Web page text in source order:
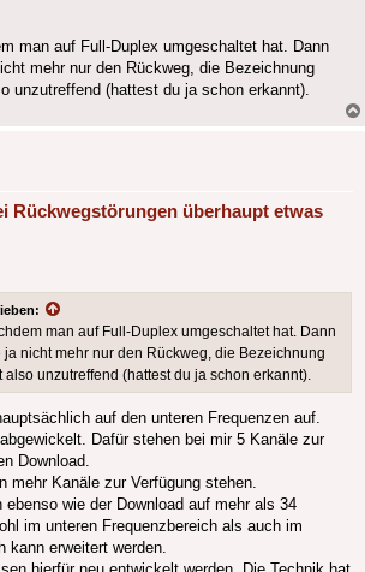
man auf Full-Duplex umgeschaltet hat. Dann
mehr nur den Rückweg, die Bezeichnung
unzutreffend (hattest du ja schon erkannt).
Rückwegstörungen überhaupt etwas
man auf Full-Duplex umgeschaltet hat. Dann
nicht mehr nur den Rückweg, die Bezeichnung
also unzutreffend (hattest du ja schon erkannt).
auf den unteren Frequenzen auf.
Dafür stehen bei mir 5 Kanäle zur
Download.
mehr Kanäle zur Verfügung stehen.
ebenso wie der Download auf mehr als 34
im unteren Frequenzbereich als auch im
kann erweitert werden.